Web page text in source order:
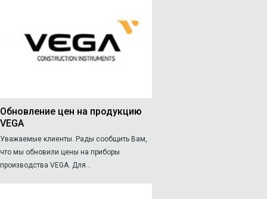
Обновление цен на продукцию
VEGA
Уважаемые клиенты. Рады сообщить Вам,
что мы обновили цены на приборы
производства VEGA. Для...